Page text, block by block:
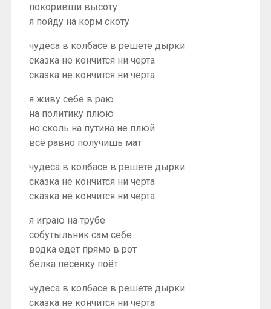
покоривши высоту
я пойду на корм скоту
чудеса в колбасе в решете дырки
сказка не кончится ни черта
сказка не кончится ни черта
я живу себе в раю
на политику плюю
но сколь на путина не плюй
всё равно получишь мат
чудеса в колбасе в решете дырки
сказка не кончится ни черта
сказка не кончится ни черта
я играю на трубе
собутыльник сам себе
водка едет прямо в рот
белка песенку поёт
чудеса в колбасе в решете дырки
сказка не кончится ни черта